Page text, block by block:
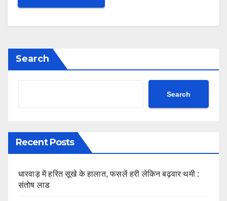
Search
Search
Recent Posts
धारवाड़ में हरित सूखे के हालात, फसलें हरी लेकिन बढ़वार थमी :
संतोष लाड